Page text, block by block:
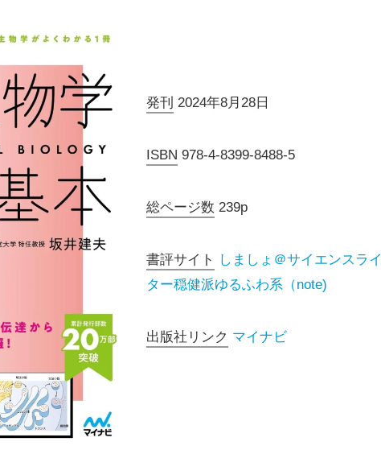
発刊 2024年8月28日
ISBN 978-4-8399-8488-5
総ページ数 239p
書評サイト
しましょ＠サイエンスライ
ター穏健派ゆるふわ系（note)
出版社リンク マイナビ